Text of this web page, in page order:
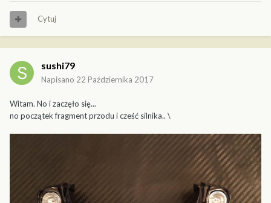
Cytuj
sushi79
Napisano 22 Października 2017
Witam. No i zaczęło się...
no początek fragment przodu i cześć silnika.. \